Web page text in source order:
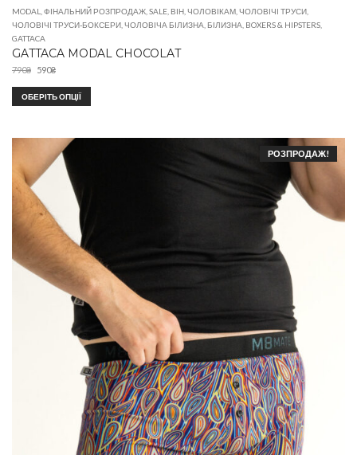
MODAL,ФІНАЛЬНИЙ РОЗПРОДАЖ,SALE,ВІН,ЧОЛОВІКАМ,ЧОЛОВІЧІ ТРУСИ,
ЧОЛОВІЧІ ТРУСИ-БОКСЕРИ,ЧОЛОВІЧА БІЛИЗНА,БІЛИЗНА, BOXERS & HIPSTERS,
GATTACA
GATTACA MODAL CHOCOLAT
790₴ 590₴
ОБЕРІТЬ ОПЦІЇ
РОЗПРОДАЖ!